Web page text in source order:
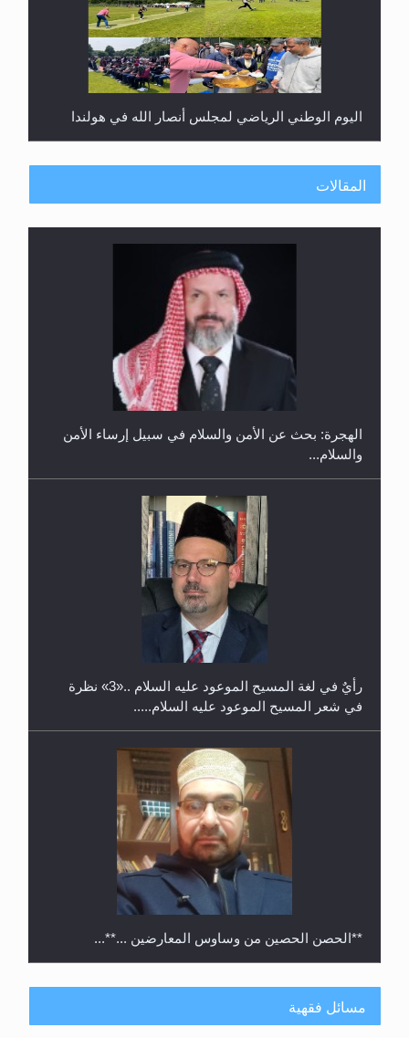
اليوم الوطني الرياضي لمجلس أنصار الله في هولندا
إتمام حفظ القرآن الكريم لثلاثة طلاب من مدرسة الحفظ
حفل توزيع الشهادات في الجامعة الأحمدية بنيجيريا لعام
المقالات
الهجرة: بحث عن الأمن والسلام في سبيل إرساء الأمن
والسلام...
رأيٌ في لغة المسيح الموعود عليه السلام ..«3» نظرة
في شعر المسيح الموعود عليه السلام.....
**الحصن الحصين من وساوس المعارضين ...**...
مسائل فقهية